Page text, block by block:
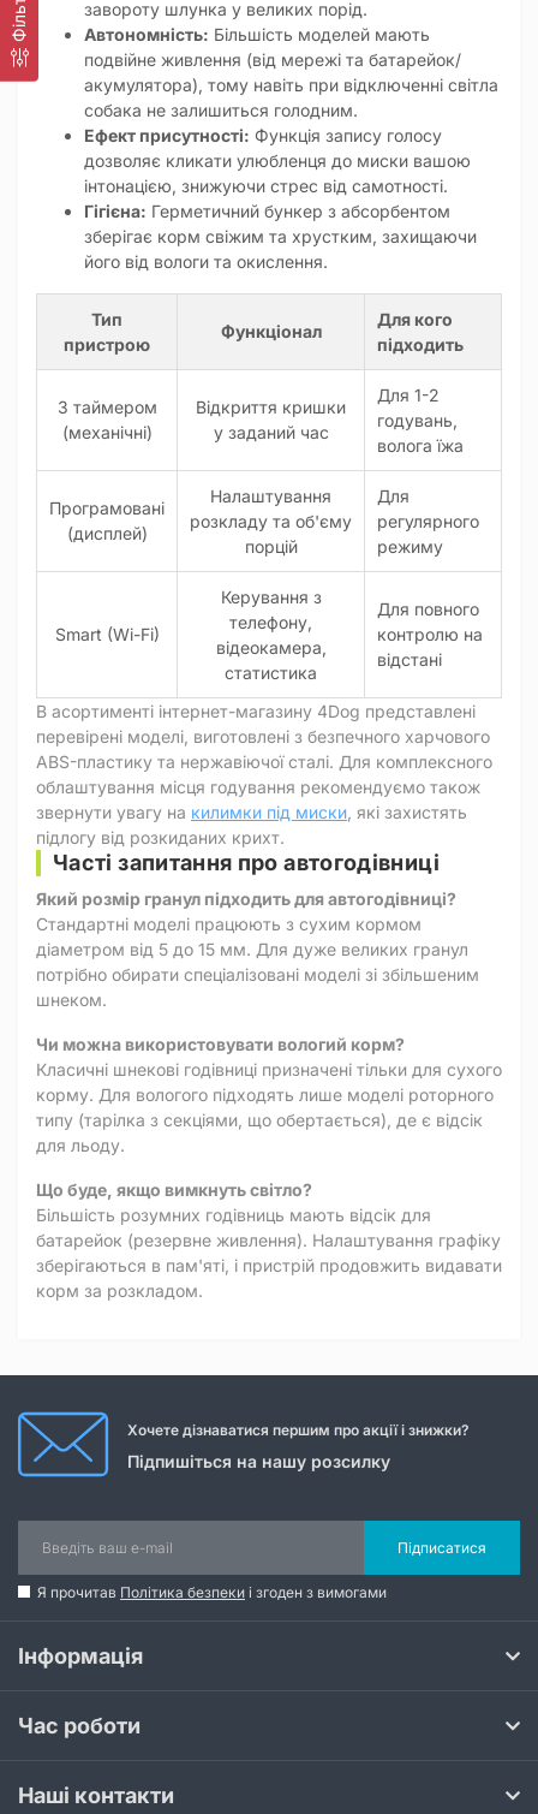
Фільтр
завороту шлунка у великих порід.
Автономність: Більшість моделей мають
подвійне живлення (від мережі та батарейок/
акумулятора), тому навіть при відключенні світла
собака не залишиться голодним.
Ефект присутності: Функція запису голосу
дозволяє кликати улюбленця до миски вашою
інтонацією, знижуючи стрес від самотності.
Гігієна: Герметичний бункер з абсорбентом
зберігає корм свіжим та хрустким, захищаючи
його від вологи та окислення.
Тип
пристрою
Функціонал
Для кого
підходить
З таймером
(механічні)
Відкриття кришки
у заданий час
Для 1-2
годувань,
волога їжа
Програмовані
(дисплей)
Налаштування
розкладу та об'єму
порцій
Для
регулярного
режиму
Smart (Wi-Fi)
Керування з
телефону,
відеокамера,
статистика
Для повного
контролю на
відстані
В асортименті інтернет-магазину 4Dog представлені
перевірені моделі, виготовлені з безпечного харчового
ABS-пластику та нержавіючої сталі. Для комплексного
облаштування місця годування рекомендуємо також
звернути увагу на килимки під миски , які захистять
підлогу від розкиданих крихт.
Часті запитання про автогодівниці
Який розмір гранул підходить для автогодівниці?
Стандартні моделі працюють з сухим кормом
діаметром від 5 до 15 мм. Для дуже великих гранул
потрібно обирати спеціалізовані моделі зі збільшеним
шнеком.
Чи можна використовувати вологий корм?
Класичні шнекові годівниці призначені тільки для сухого
корму. Для вологого підходять лише моделі роторного
типу (тарілка з секціями, що обертається), де є відсік
для льоду.
Що буде, якщо вимкнуть світло?
Більшість розумних годівниць мають відсік для
батарейок (резервне живлення). Налаштування графіку
зберігаються в пам'яті, і пристрій продовжить видавати
корм за розкладом.
Хочете дізнаватися першим про акції і знижки?
Підпишіться на нашу розсилку
Підписатися
Я прочитав Політика безпеки і згоден з вимогами
Інформація
Час роботи
Наші контакти